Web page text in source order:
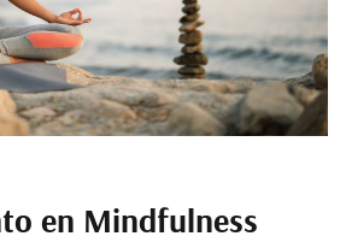
en Mindfulness